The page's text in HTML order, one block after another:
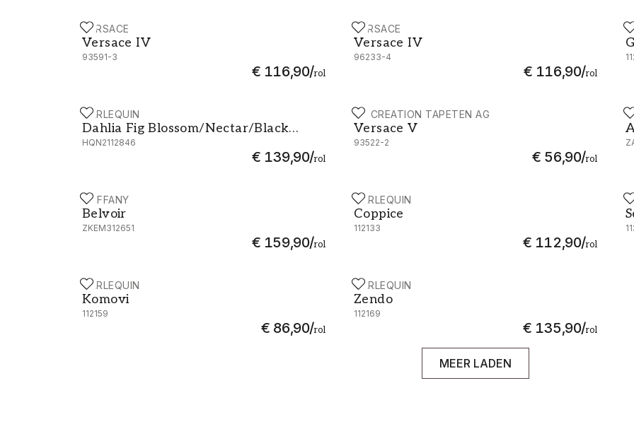
VERSACE
Versace IV
93591-3
€ 116,90/rol
Versace IV - 93591-3 VERSACE
Versace IV
96233-4
€ 116,90/rol
Versace IV - 96233-4
HARLEQUIN
Dahlia Fig Blossom/Nectar/Black
Earth
HQN2112846
€ 139,90/rol
Dahlia Fig Blossom/Nectar/Black Earth - HQN2112846AS CREATION TAPETEN AG
Versace V
93522-2
€ 56,90/rol
Versace V - 93522-2
ZOFFANY
Belvoir
ZKEM312651
€ 159,90/rol
Belvoir - ZKEM312651 HARLEQUIN
Coppice
112133
€ 112,90/rol
Coppice - 112133
HARLEQUIN
Komovi
112159
€ 86,90/rol
Komovi - 112159 HARLEQUIN
Zendo
112169
€ 135,90/rol
Zendo - 112169
MEER LADEN